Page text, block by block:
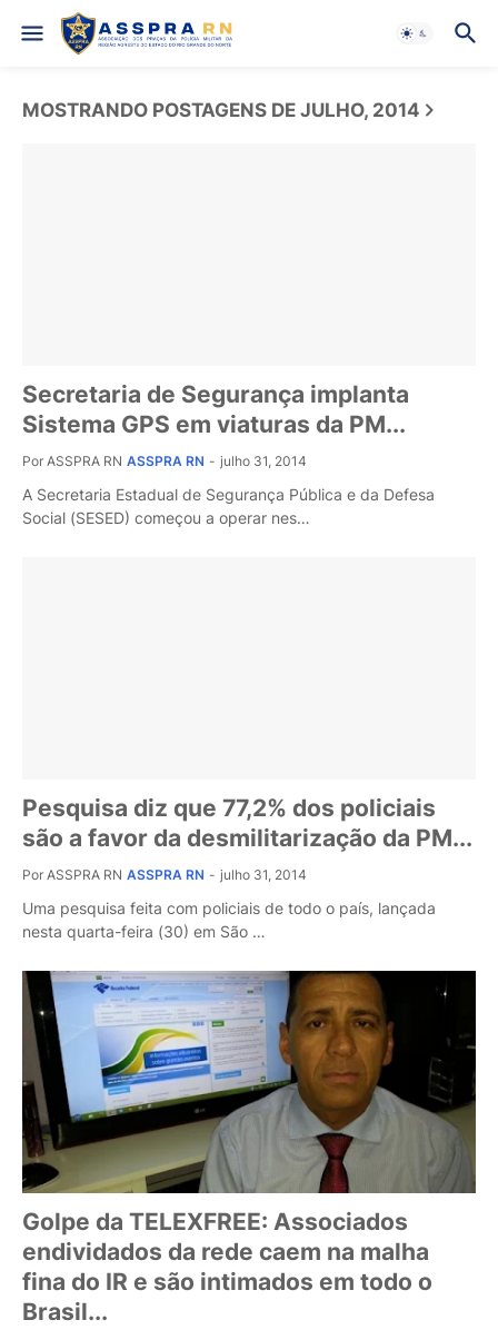
MOSTRANDO POSTAGENS DE JULHO, 2014
Secretaria de Segurança implanta
Sistema GPS em viaturas da PM...
Por ASSPRA RN ASSPRA RN - julho 31, 2014
A Secretaria Estadual de Segurança Pública e da Defesa
Social (SESED) começou a operar nes…
Pesquisa diz que 77,2% dos policiais
são a favor da desmilitarização da PM...
Por ASSPRA RN ASSPRA RN - julho 31, 2014
Uma pesquisa feita com policiais de todo o país, lançada
nesta quarta-feira (30) em São …
Golpe da TELEXFREE: Associados
endividados da rede caem na malha
fina do IR e são intimados em todo o
Brasil...